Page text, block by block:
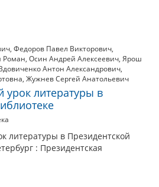
, Федоров Павел Викторович,
Роман, Осин Андрей Алексеевич, Ярош
Антон Александрович,
, Жужнев Сергей Анатольевич
литературы в
литературы в Президентской
: Президентская